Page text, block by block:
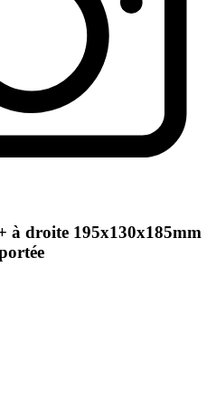
à droite 195x130x185mm